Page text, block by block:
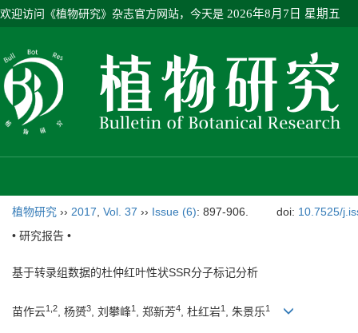
欢迎访问《植物研究》杂志官方网站，今天是 2026年8月7日 星期五
植物研究 ›› 2017 Vol. 37 ›› Issue (6): 897-906. doi: 10.7525/
• 研究报告 •
基于转录组数据的杜仲红叶性状SSR分子标记分析
苗作云1,2, 杨赟3, 刘攀峰1 , 郑新芳4, 杜红岩1 , 朱景乐1